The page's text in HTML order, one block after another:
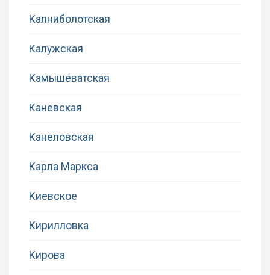
Калниболотская
Калужская
Камышеватская
Каневская
Канеловская
Карла Маркса
Киевское
Кирилловка
Кирова